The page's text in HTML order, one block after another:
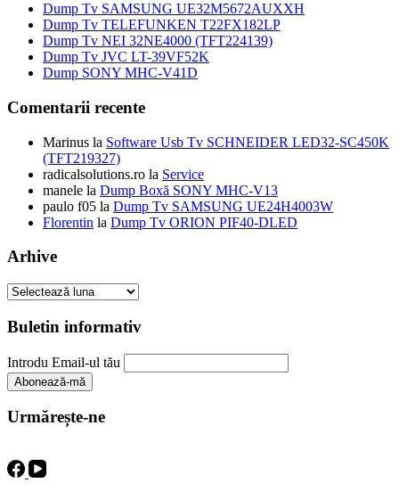
Dump Tv SAMSUNG UE32M5672AUXXH
Dump Tv TELEFUNKEN T22FX182LP
Dump Tv NEI 32NE4000 (TFT224139)
Dump Tv JVC LT-39VF52K
Dump SONY MHC-V41D
Comentarii recente
Marinus la Software Usb Tv SCHNEIDER LED32-SC450K
(TFT219327)
radicalsolutions.ro la Service
manele la Dump Boxă SONY MHC-V13
paulo f05 la Dump Tv SAMSUNG UE24H4003W
Florentin la Dump Tv ORION PIF40-DLED
Arhive
Arhive
Buletin informativ
Introdu Email-ul tău
Urmărește-ne